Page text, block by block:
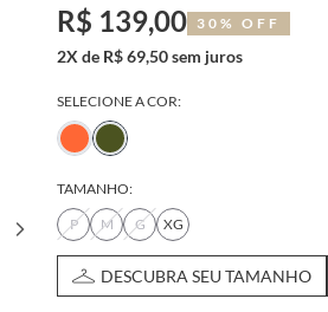
R$ 139,00 30% OFF
2X de R$ 69,50 sem juros
SELECIONE A COR:
TAMANHO:
P
M G XG
DESCUBRA SEU TAMANHO